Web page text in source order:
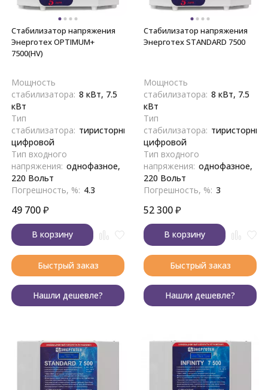
Стабилизатор напряжения
Энерготех OPTIMUM+
7500(HV)
Мощность
стабилизатора: 8 кВт, 7.5
кВт
Тип
стабилизатора: тиристорный,
цифровой
Тип входного
напряжения: однофазное,
220 Вольт
Погрешность, %: 4.3
49 700₽
В корзину
Быстрый заказ
Нашли дешевле?
Стабилизатор напряжения
Энерготех STANDARD 7500
Мощность
стабилизатора: 8 кВт, 7.5
кВт
Тип
стабилизатора:
цифровой
Тип входного
напряжения: однофазное,
220 Вольт
Погрешность, %: 3
52 300₽
В корзину
Быстрый заказ
Нашли дешевле?